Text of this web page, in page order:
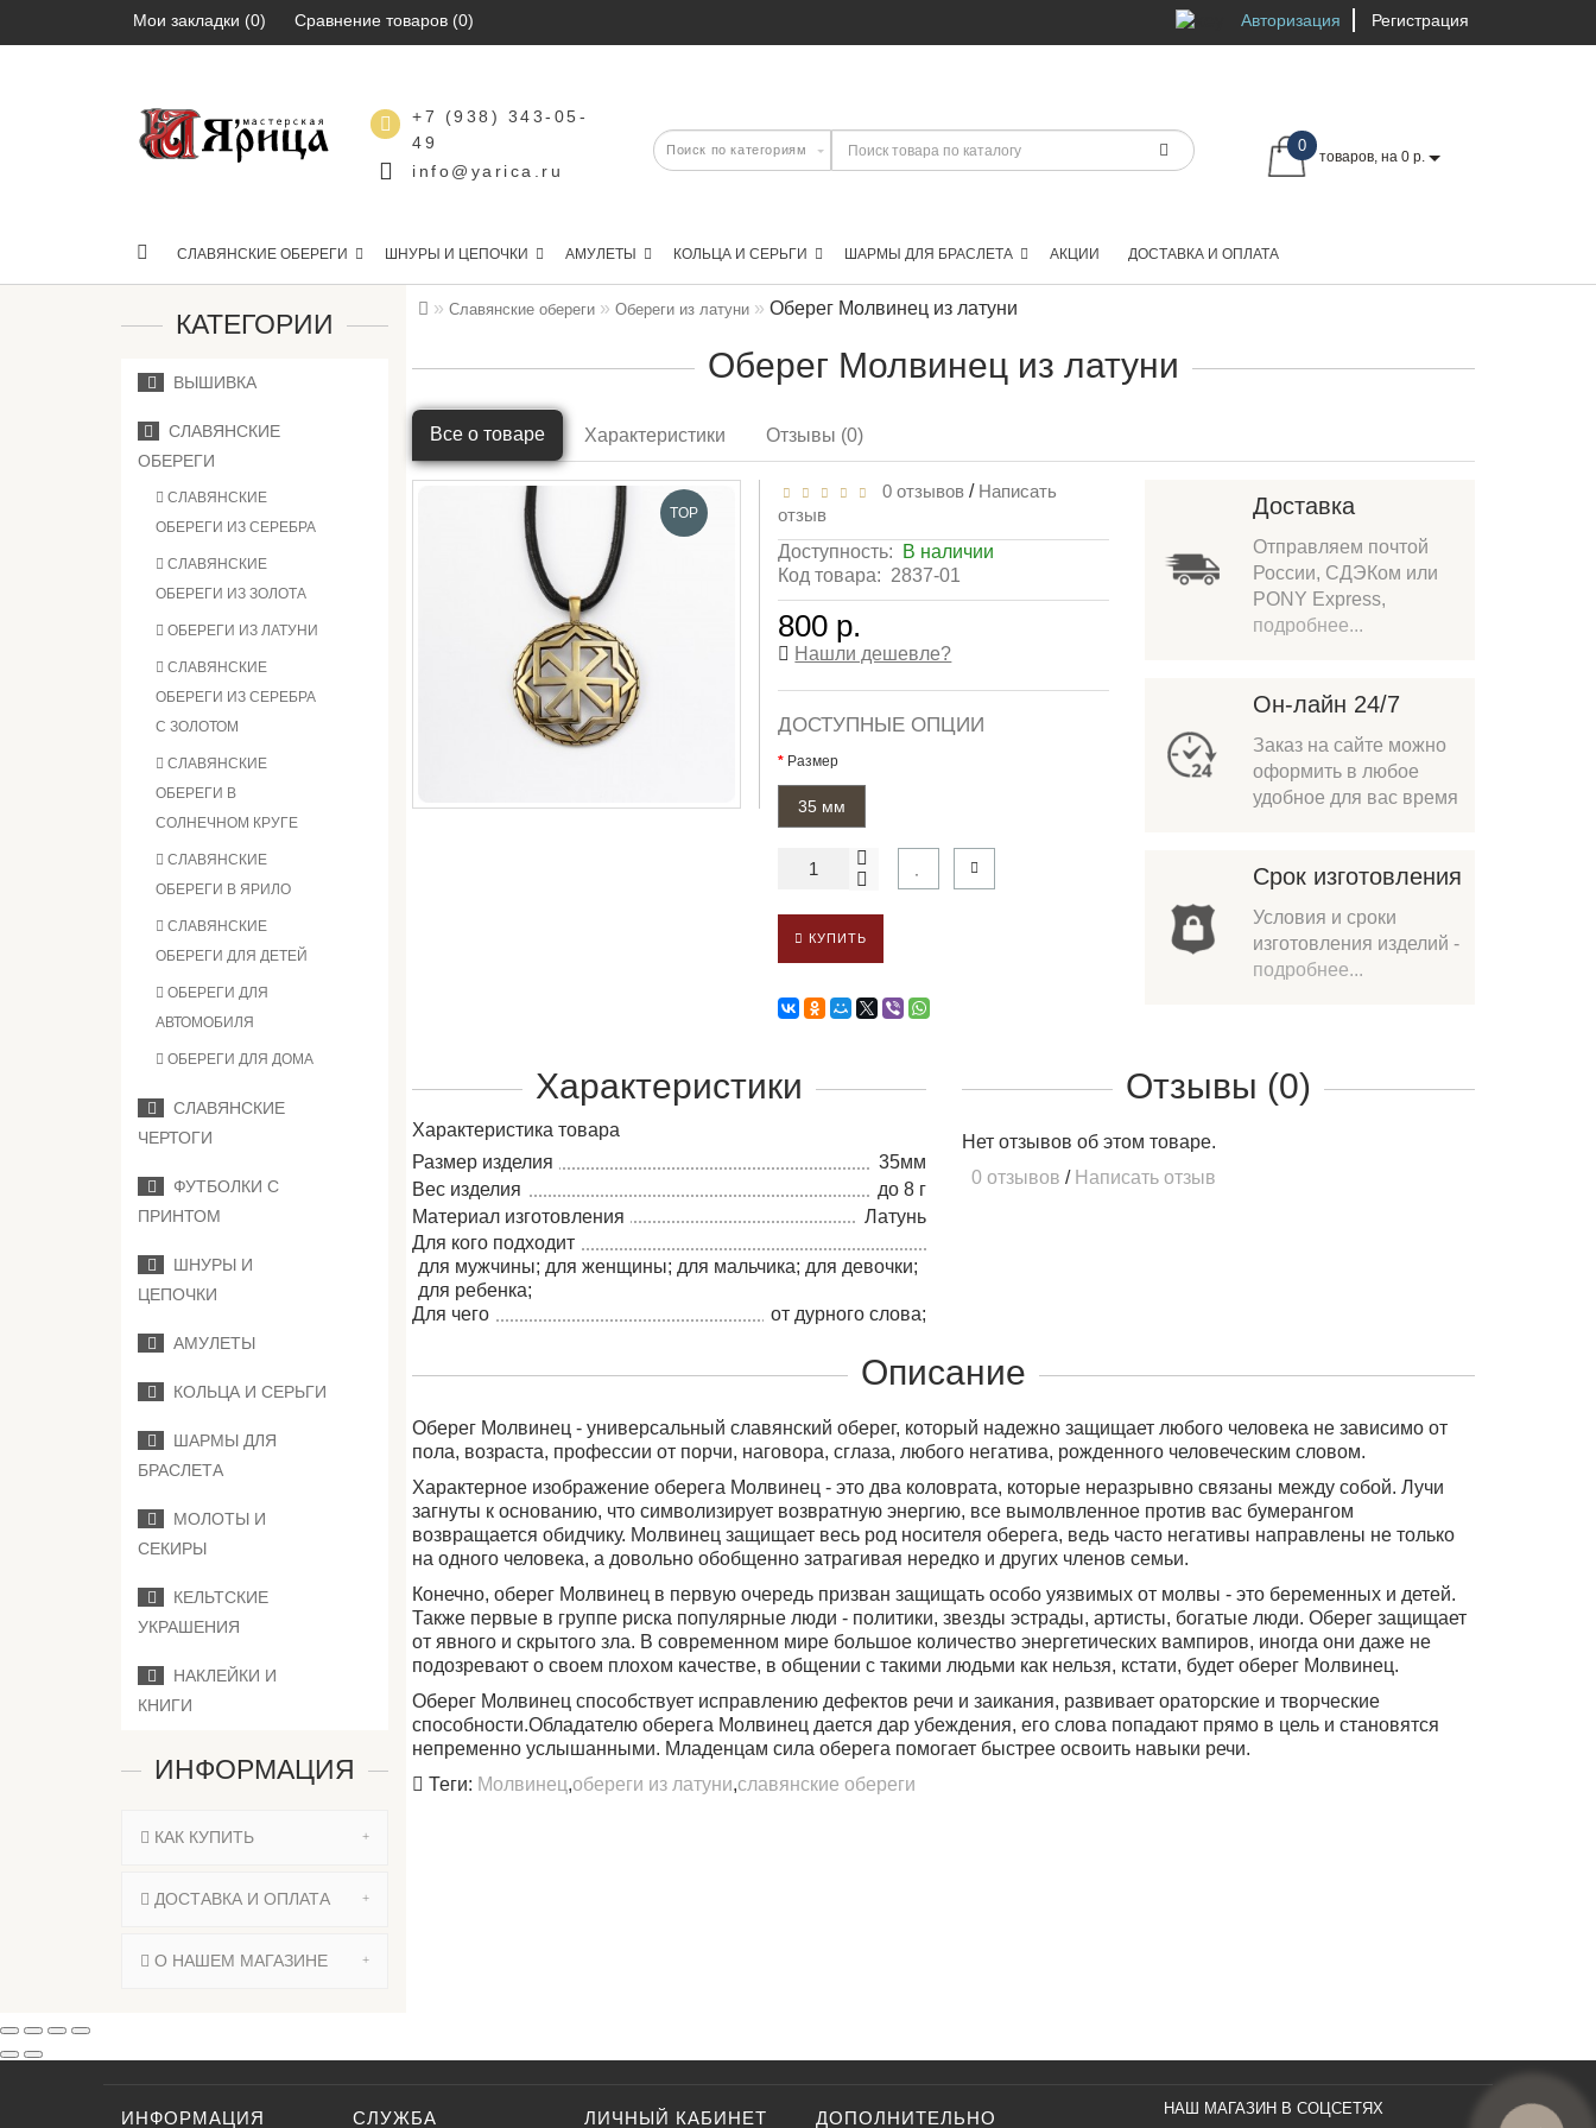
Мои закладки (0) Сравнение товаров (0) Авторизация Регистрация
+7 (938) 343-05-
49
info@yarica.ru
0
товаров, на 0 р.
СЛАВЯНСКИЕ ОБЕРЕГИ ШНУРЫ И ЦЕПОЧКИ АМУЛЕТЫ КОЛЬЦА И СЕРЬГИ ШАРМЫ ДЛЯ БРАСЛЕТА АКЦИИ ДОСТАВКА И ОПЛАТА
КАТЕГОРИИ
ВЫШИВКА
СЛАВЯНСКИЕ
ОБЕРЕГИ
СЛАВЯНСКИЕ
ОБЕРЕГИ ИЗ СЕРЕБРА
СЛАВЯНСКИЕ
ОБЕРЕГИ ИЗ ЗОЛОТА
ОБЕРЕГИ ИЗ ЛАТУНИ
СЛАВЯНСКИЕ
ОБЕРЕГИ ИЗ СЕРЕБРА
С ЗОЛОТОМ
СЛАВЯНСКИЕ
ОБЕРЕГИ В
СОЛНЕЧНОМ КРУГЕ
СЛАВЯНСКИЕ
ОБЕРЕГИ В ЯРИЛО
СЛАВЯНСКИЕ
ОБЕРЕГИ ДЛЯ ДЕТЕЙ
ОБЕРЕГИ ДЛЯ
АВТОМОБИЛЯ
ОБЕРЕГИ ДЛЯ ДОМА
СЛАВЯНСКИЕ
ЧЕРТОГИ
ФУТБОЛКИ С
ПРИНТОМ
ШНУРЫ И
ЦЕПОЧКИ
АМУЛЕТЫ
КОЛЬЦА И СЕРЬГИ
ШАРМЫ ДЛЯ
БРАСЛЕТА
МОЛОТЫ И
СЕКИРЫ
КЕЛЬТСКИЕ
УКРАШЕНИЯ
НАКЛЕЙКИ И
КНИГИ
ИНФОРМАЦИЯ
КАК КУПИТЬ
ДОСТАВКА И ОПЛАТА
О НАШЕМ МАГАЗИНЕ
Славянские обереги Обереги из латуни Оберег Молвинец из латуни
Оберег Молвинец из латуни
Все о товаре Характеристики Отзывы (0)
TOP
0 отзывов / Написать
отзыв
Доступность: В наличии
Код товара: 2837-01
800 р.
Нашли дешевле?
ДОСТУПНЫЕ ОПЦИИ
Размер
35 мм
КУПИТЬ
Доставка
Отправляем почтой
России, СДЭКом или
PONY Express,
подробнее...
Он-лайн 24/7
Заказ на сайте можно
оформить в любое
удобное для вас время
Срок изготовления
Условия и сроки
изготовления изделий -
подробнее...
Характеристики
Характеристика товара
Размер изделия
35мм
Вес изделия
до 8 г
Материал изготовления
Латунь
Для кого подходит
для мужчины; для женщины; для мальчика; для девочки;
для ребенка;
Для чего
от дурного слова;
Отзывы (0)
Нет отзывов об этом товаре.
0 отзывов / Написать отзыв
Описание
Оберег Молвинец - универсальный славянский оберег, который надежно защищает любого человека не зависимо от
пола, возраста, профессии от порчи, наговора, сглаза, любого негатива, рожденного человеческим словом.
Характерное изображение оберега Молвинец - это два коловрата, которые неразрывно связаны между собой. Лучи
загнуты к основанию, что символизирует возвратную энергию, все вымолвленное против вас бумерангом
возвращается обидчику. Молвинец защищает весь род носителя оберега, ведь часто негативы направлены не только
на одного человека, а довольно обобщенно затрагивая нередко и других членов семьи.
Конечно, оберег Молвинец в первую очередь призван защищать особо уязвимых от молвы - это беременных и детей.
Также первые в группе риска популярные люди - политики, звезды эстрады, артисты, богатые люди.Оберег защищает
от явного и скрытого зла. В современном мире большое количество энергетических вампиров, иногда они даже не
подозревают о своем плохом качестве, в общении с такими людьми как нельзя, кстати, будет оберег Молвинец.
Оберег Молвинец способствует исправлению дефектов речи и заикания, развивает ораторские и творческие
способности.Обладателю оберега Молвинец дается дар убеждения, его слова попадают прямо в цель и становятся
непременно услышанными. Младенцам сила оберега помогает быстрее освоить навыки речи.
Теги: Молвинец,обереги из латуни,славянские обереги
ИНФОРМАЦИЯ
СЛУЖБА
ЛИЧНЫЙ КАБИНЕТ ДОПОЛНИТЕЛЬНО НАШ МАГАЗИН В СОЦСЕТЯХ